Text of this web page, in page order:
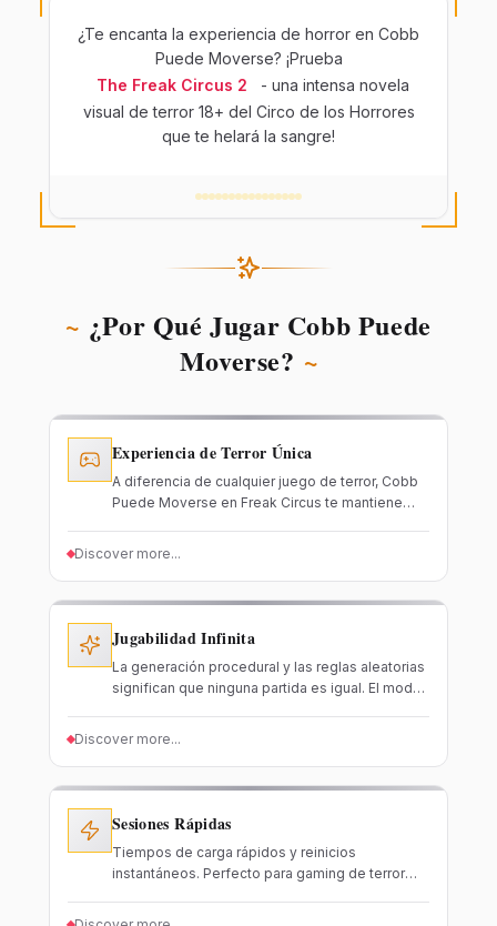
¿Te encanta la experiencia de horror en Cobb
Puede Moverse? ¡Prueba
The Freak Circus 2
- una intensa novela
visual de terror 18+ del Circo de los Horrores
que te helará la sangre!
~ ¿Por Qué Jugar Cobb Puede
Moverse? ~
Experiencia de Terror Única
A diferencia de cualquier juego de terror, Cobb
Puede Moverse en Freak Circus te mantiene
Discover more...
Jugabilidad Infinita
La generación procedural y las reglas aleatorias
significan que ninguna partida es igual. El modo
Discover more...
Sesiones Rápidas
Tiempos de carga rápidos y reinicios
instantáneos. Perfecto para gaming de terror